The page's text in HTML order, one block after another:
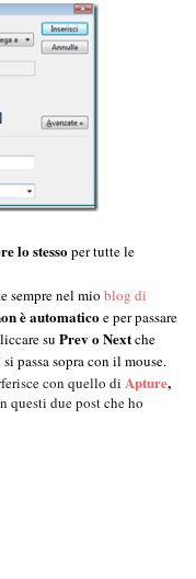
lo stessoper tutte le
sempre nel mio blog di
è automaticoe per passare
su Prev o Nextche
passa sopra con il mouse.
con quello di Apture,
questi due post che ho